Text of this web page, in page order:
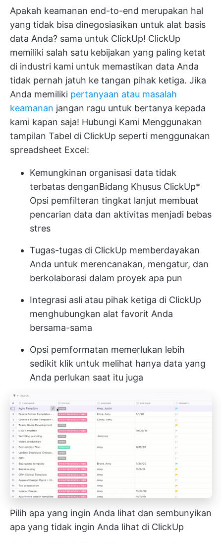
Apakah keamanan end-to-end merupakan hal
yang tidak bisa dinegosiasikan untuk alat basis
data Anda? sama untuk ClickUp! ClickUp
memiliki salah satu kebijakan yang paling ketat
di industri kami untuk memastikan data Anda
tidak pernah jatuh ke tangan pihak ketiga. Jika
Anda memiliki pertanyaan atau masalah
keamanan jangan ragu untuk bertanya kepada
kami kapan saja! Hubungi Kami Menggunakan
tampilan Tabel di ClickUp seperti menggunakan
spreadsheet Excel:
Kemungkinan organisasi data tidak
terbatas denganBidang Khusus ClickUp*
Opsi pemfilteran tingkat lanjut membuat
pencarian data dan aktivitas menjadi bebas
stres
Tugas-tugas di ClickUp memberdayakan
Anda untuk merencanakan, mengatur, dan
berkolaborasi dalam proyek apa pun
Integrasi asli atau pihak ketiga di ClickUp
menghubungkan alat favorit Anda
bersama-sama
Opsi pemformatan memerlukan lebih
sedikit klik untuk melihat hanya data yang
Anda perlukan saat itu juga
Pilih apa yang ingin Anda lihat dan sembunyikan
apa yang tidak ingin Anda lihat di ClickUp